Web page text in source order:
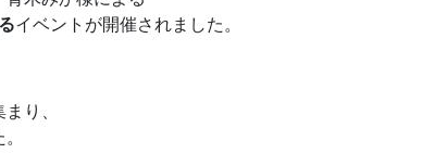
イベントが開催されました。
り、